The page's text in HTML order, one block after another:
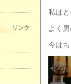
私は
よく
今は